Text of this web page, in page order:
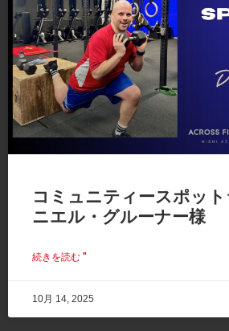
コミュニティースポッ
ニエル・グルーナー様
続きを読む "
10月 14, 2025